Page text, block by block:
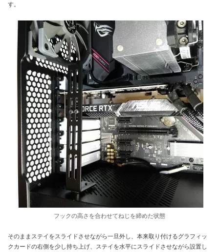
す。
フックの高さを合わせてねじを締めた状態
そのままステイをスライドさせながら一旦外し、本来取り付けるグラフィッ
クカードの右側を少し持ち上げ、ステイを水平にスライドさせながら設置し